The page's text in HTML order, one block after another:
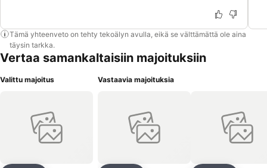
Tämä yhteenveto on tehty tekoälyn avulla, eikä se välttämättä ole aina
täysin tarkka.
Vertaa samankaltaisiin majoituksiin
Valittu majoitus Vastaavia majoituksia